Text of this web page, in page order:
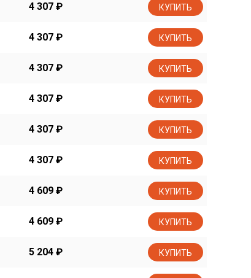
4 307 ₽ КУПИТЬ
4 307 ₽ КУПИТЬ
4 307 ₽ КУПИТЬ
4 307 ₽ КУПИТЬ
4 307 ₽ КУПИТЬ
4 307 ₽ КУПИТЬ
4 609 ₽ КУПИТЬ
4 609 ₽ КУПИТЬ
5 204 ₽ КУПИТЬ